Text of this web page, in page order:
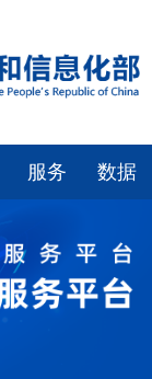
服务 数据